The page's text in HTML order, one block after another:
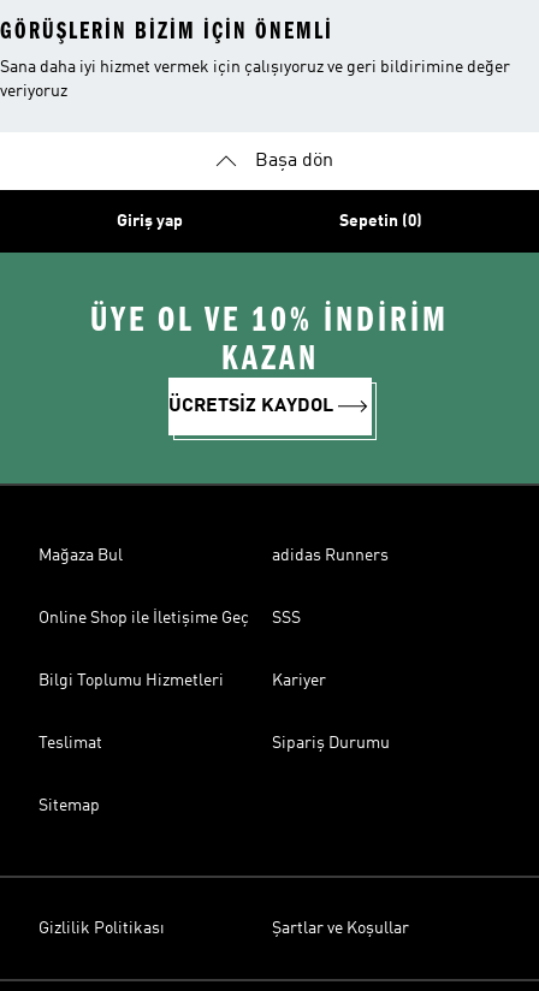
GÖRÜŞLERIN BIZIM IÇIN ÖNEMLI
Sana daha iyi hizmet vermek için çalışıyoruz ve geri bildirimine değer
veriyoruz
Başa dön
Giriş yap Sepetin (0)
ÜYE OL VE 10% İNDİRİM
KAZAN
ÜCRETSİZ KAYDOL
Mağaza Bul adidas Runners
Online Shop ile İletişime Geç SSS
Bilgi Toplumu Hizmetleri Kariyer
Teslimat Sipariş Durumu
Sitemap
Gizlilik Politikası Şartlar ve Koşullar